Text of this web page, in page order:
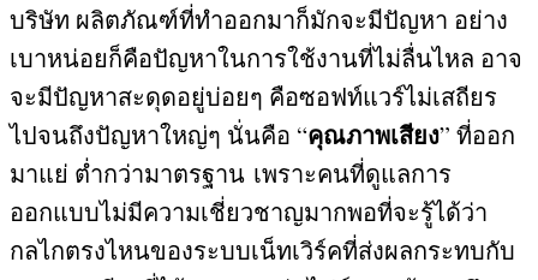
บริษัท ผลิตภัณฑ์ที่ทำออกมาก็มักจะมีปัญหา อย่าง
เบาหน่อยก็คือปัญหาในการใช้งานที่ไม่ลื่นไหล อาจ
จะมีปัญหาสะดุดอยู่บ่อยๆ คือซอฟท์แวร์ไม่เสถียร
ไปจนถึงปัญหาใหญ่ๆ นั่นคือ “คุณภาพเสียง” ที่ออก
มาแย่ ต่ำกว่ามาตรฐาน เพราะคนที่ดูแลการ
ออกแบบไม่มีความเชี่ยวชาญมากพอที่จะรู้ได้ว่า
กลไกตรงไหนของระบบเน็ทเวิร์คที่ส่งผลกระทบกับ